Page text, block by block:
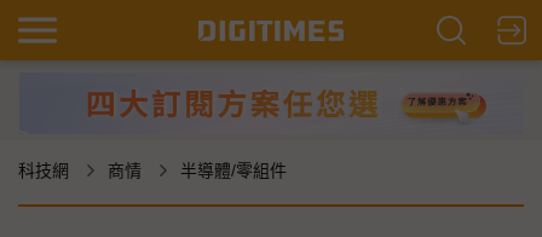
科技網 商情 半導體/零組件